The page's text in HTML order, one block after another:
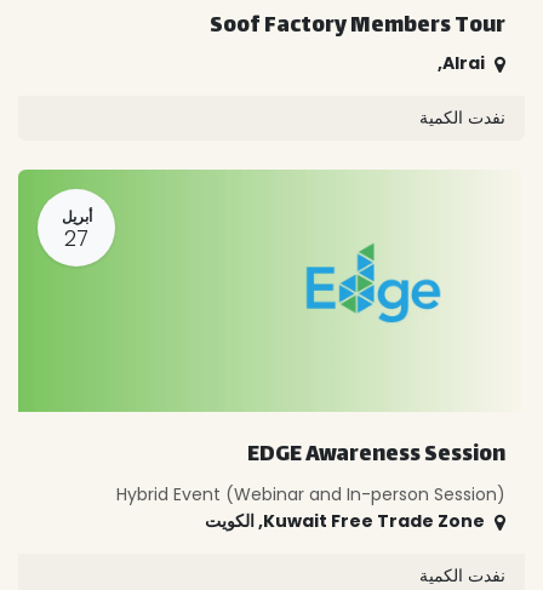
Soof Factory Members Tour
Alrai
,
نفدت الكمية
أبريل
27
EDGE Awareness Session
Hybrid Event (Webinar and In-person Session)
Kuwait Free Trade Zone
,الكويت
نفدت الكمية